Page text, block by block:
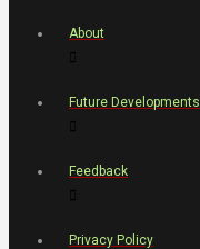
About
Future Developments
Feedback
Privacy Policy